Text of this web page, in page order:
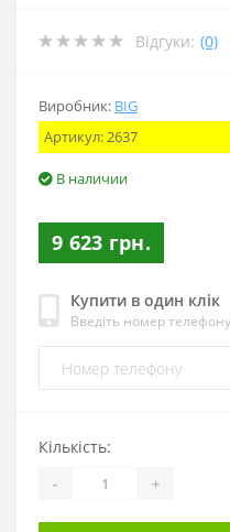
Відгуки: (0)
Виробник: BIG
Артикул:2637
В наличии
9 623 грн.
Купити в один клік
Введіть номер
Кількість:
- +